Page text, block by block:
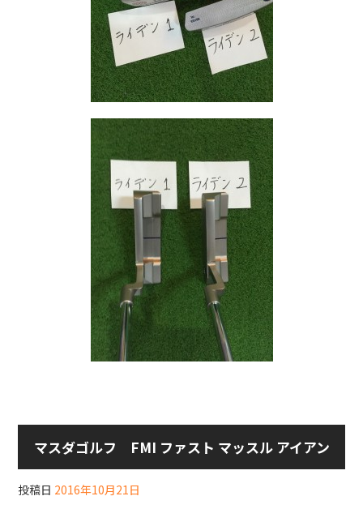
マスダゴルフ FMI ファスト マッスル アイアン
投稿日 2016年10月21日